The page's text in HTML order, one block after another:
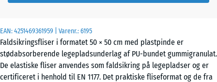
EAN:4251469361959 | Varenr.:6195
Faldsikringsfliser i formatet 50 × 50 cm med plastpinde er
stødabsorberende legepladsunderlag af PU-bundet gummigranulat.
De elastiske fliser anvendes som faldsikring på legepladser og er
certificeret i henhold til EN 1177. Det praktiske fliseformat og de fra
Skifergrå + 14,00 kr.
x
x 4
cm
50